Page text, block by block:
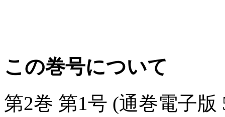
この巻号について
第2巻 第1号 (通巻電子版